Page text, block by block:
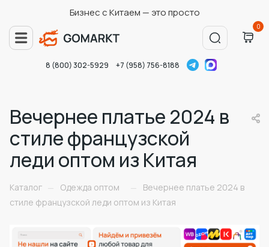
Бизнес с Китаем — это просто
0
8 (800) 302-5929 +7 (958) 756-8188
Вечернее платье 2024 в
стиле французской
леди оптом из Китая
Каталог — Одежда оптом —
Вечернее платье 2024 в
стиле французской леди оптом из Китая